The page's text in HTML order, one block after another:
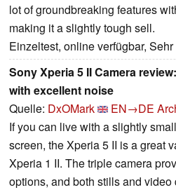
lot of groundbreaking features
making it a slightly tough sell.
Einzeltest, online verfügbar,
Sony Xperia 5 II Camera
with excellent noise
Quelle: DxOMark EN→DE
If you can live with a slightly
screen, the Xperia 5 II is a great
Xperia 1 II. The triple camera
options, and both stills and